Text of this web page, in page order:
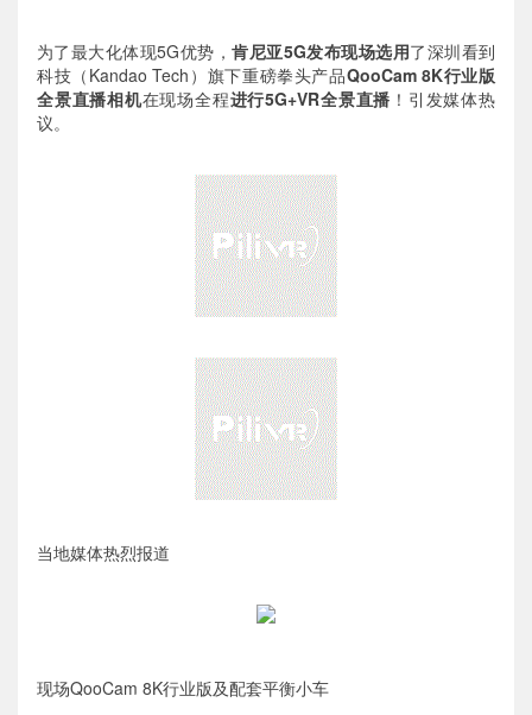
为了最大化体现5G优势，肯尼亚5G发布现场选用了深圳看到
科技（Kandao Tech）旗下重磅拳头产品QooCam 8K行业版
全景直播相机在现场全程进行5G+VR全景直播 ！引发媒体热
议。
当地媒体热烈报道
现场QooCam 8K行业版及配套平衡小车